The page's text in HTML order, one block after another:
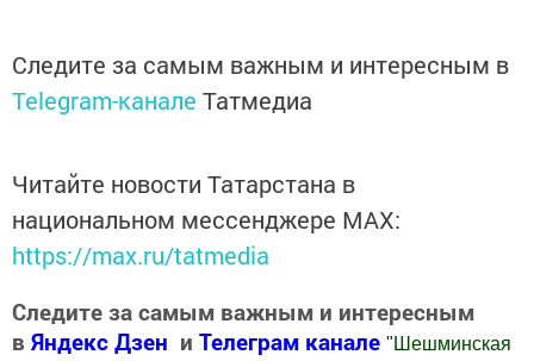
Следите за самым важным и интересным в
Telegram-канале Татмедиа
Читайте новости Татарстана в
национальном мессенджере MАХ:
https://max.ru/tatmedia
Следите за самым важным и интересным
в Яндекс Дзен и Телеграм канале " Шешминская